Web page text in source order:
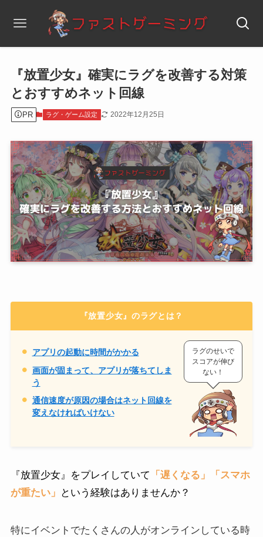
『放置少女』確実にラグを改善する対策
とおすすめネット回線
PR ラグ・ゲーム設定 2022年12月25日
『放置少女』のラグとは？
アプリの起動に時間がかかる
画面が固まって、アプリが落ちてしま
う
通信速度が原因の場合はネット回線を
変えなければいけない
ラグのせいで
スコアが伸び
ない！
『放置少女』をプレイしていて
「遅くなる」「スマホ
が重たい」
という経験はありませんか？
特にイベントでたくさんの人がオンラインしている時